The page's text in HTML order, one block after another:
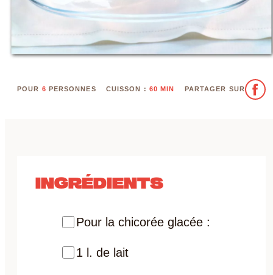
POUR 6 PERSONNES CUISSON : 60 MIN PARTAGER SUR
INGRÉDIENTS
Pour la chicorée glacée :
1 l. de lait